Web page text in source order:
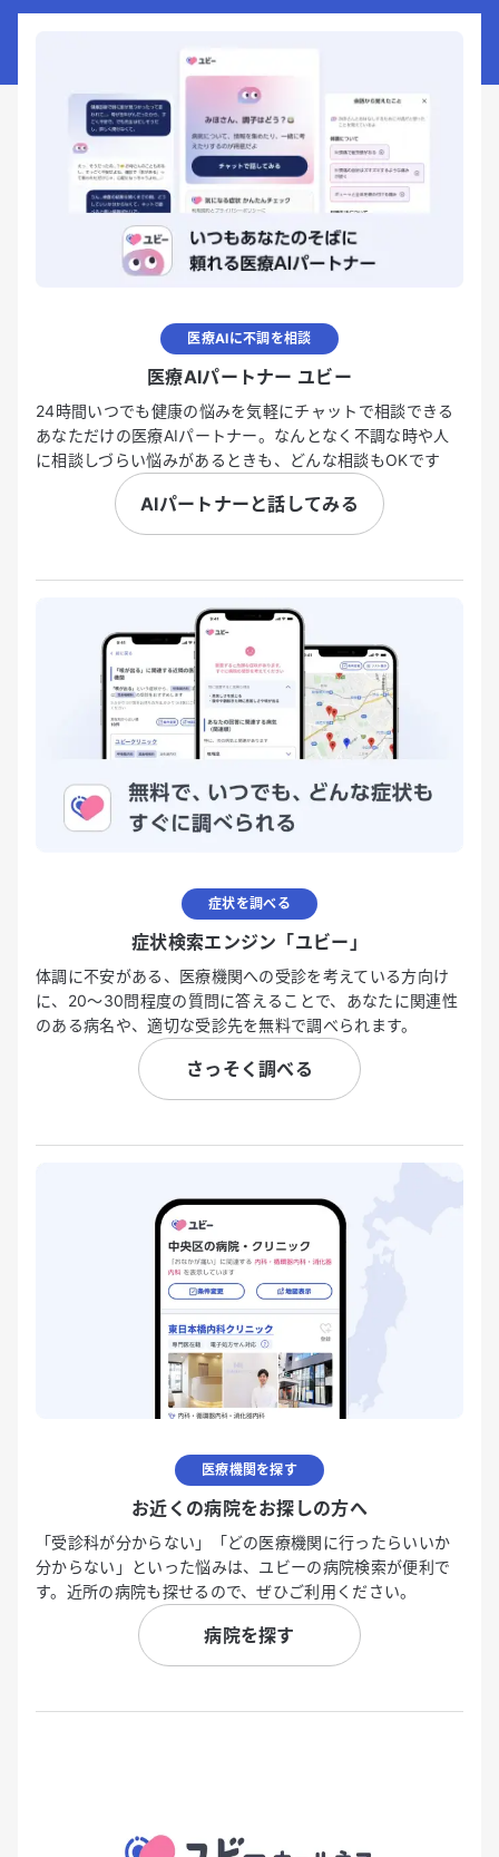
医療AIに不調を相談
医療AIパートナー ユビー
24時間いつでも健康の悩みを気軽にチャットで相談できる
あなただけの医療AIパートナー。なんとなく不調な時や人
に相談しづらい悩みがあるときも、どんな相談もOKです
AIパートナーと話してみる
症状を調べる
症状検索エンジン「ユビー」
体調に不安がある、医療機関への受診を考えている方向け
に、20〜30問程度の質問に答えることで、あなたに関連性
のある病名や、適切な受診先を無料で調べられます。
さっそく調べる
医療機関を探す
お近くの病院をお探しの方へ
「受診科が分からない」「どの医療機関に行ったらいいか
分からない」といった悩みは、ユビーの病院検索が便利で
す。近所の病院も探せるので、ぜひご利用ください。
病院を探す